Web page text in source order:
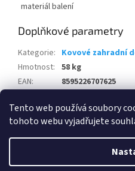
Tento web používá soubory
tohoto webu vyjadřujete
materiál balení
Doplňkové parametry
Kategorie: Kovové zahradní
Hmotnost: 58 kg
EAN:
8595226707625